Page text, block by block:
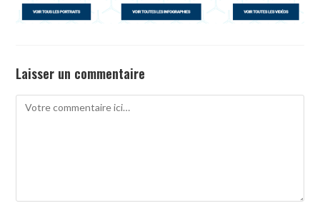
Laisser un commentaire
Comment